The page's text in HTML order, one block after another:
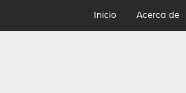
Inicio Acerca de